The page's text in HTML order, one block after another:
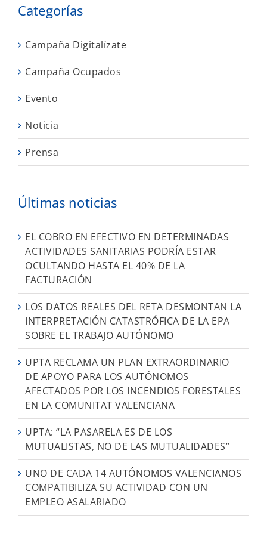
Categorías
Campaña Digitalízate
Campaña Ocupados
Evento
Noticia
Prensa
Últimas noticias
EL COBRO EN EFECTIVO EN DETERMINADAS
ACTIVIDADES SANITARIAS PODRÍA ESTAR
OCULTANDO HASTA EL 40% DE LA
FACTURACIÓN
LOS DATOS REALES DEL RETA DESMONTAN LA
INTERPRETACIÓN CATASTRÓFICA DE LA EPA
SOBRE EL TRABAJO AUTÓNOMO
UPTA RECLAMA UN PLAN EXTRAORDINARIO
DE APOYO PARA LOS AUTÓNOMOS
AFECTADOS POR LOS INCENDIOS FORESTALES
EN LA COMUNITAT VALENCIANA
UPTA: “LA PASARELA ES DE LOS
MUTUALISTAS, NO DE LAS MUTUALIDADES”
UNO DE CADA 14 AUTÓNOMOS VALENCIANOS
COMPATIBILIZA SU ACTIVIDAD CON UN
EMPLEO ASALARIADO